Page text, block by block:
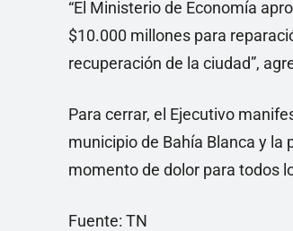
“El Ministerio de Economía
$10.000 millones para
recuperación de la ciudad”,
Para cerrar, el Ejecutivo
municipio de Bahía Blanca y la
momento de dolor para todos
Fuente: TN